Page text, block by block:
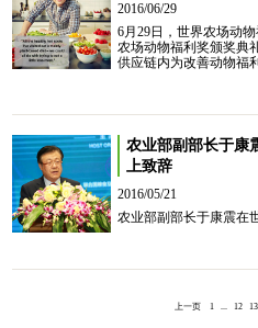
2016/06/29
6月29日，世界农场动
农场动物福利奖颁奖典
供应链内为改善动物福
农业部副部长于康
上致辞
2016/05/21
农业部副部长于康震在
上一页 1 ... 12 13